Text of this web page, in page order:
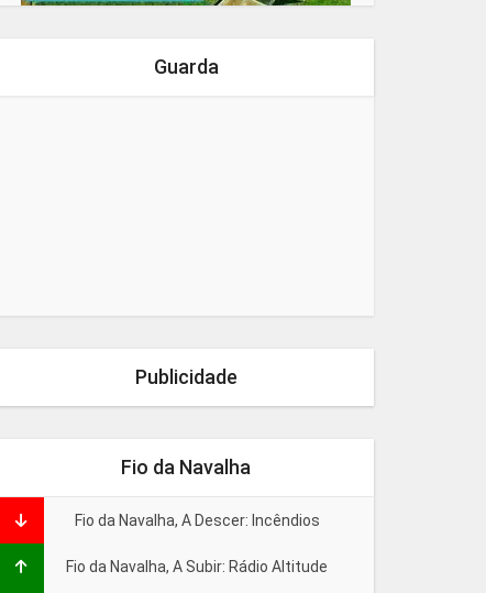
Guarda
Publicidade
Fio da Navalha
Fio da Navalha, A Descer: Incêndios
Fio da Navalha, A Subir: Rádio Altitude